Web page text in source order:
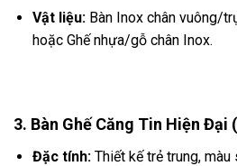
Vật liệu:Bàn Inox chân vuông/
hoặc Ghế nhựa/gỗ chân Inox.
3. Bàn Ghế Căng Tin Hiện
Đặc tính:Thiết kế trẻ trung,